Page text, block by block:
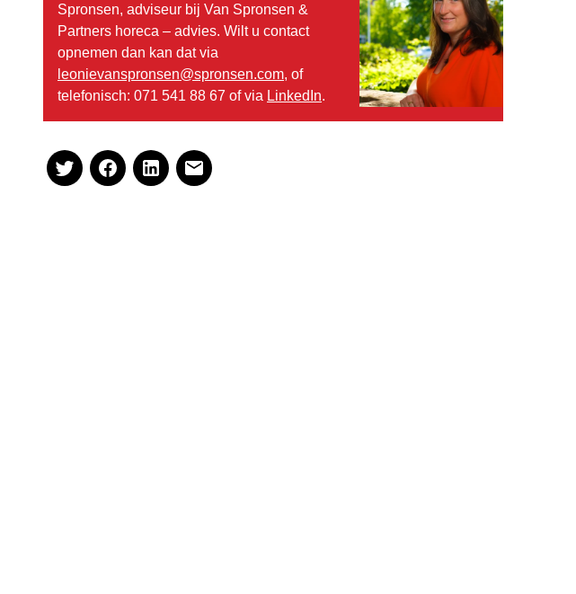
Spronsen, adviseur bij Van Spronsen &
Partners horeca – advies. Wilt u contact
opnemen dan kan dat via
leonievanspronsen@spronsen.com, of
telefonisch: 071 541 88 67 of via LinkedIn.